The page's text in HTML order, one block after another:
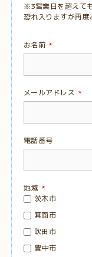
※3営業日を超えて
恐れ入りますが再度
お名前 *
メールアドレス *
電話番号
地域 *
茨木市
箕面市
吹田市
豊中市